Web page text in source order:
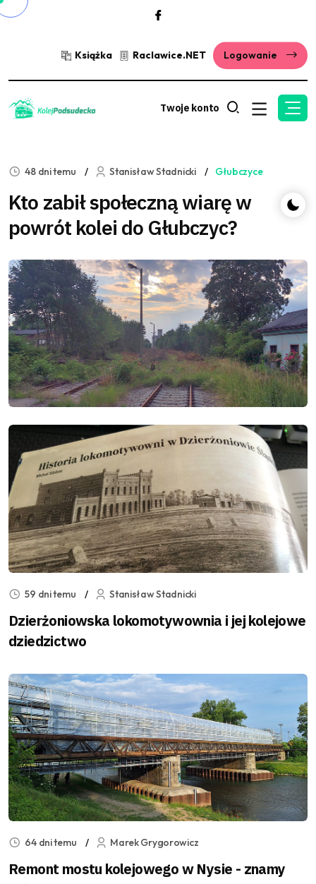
Książka Raclawice.NET Logowanie
Twoje konto
48 dni temu Stanisław Stadnicki Głubczyce
Kto zabił społeczną wiarę w
powrót kolei do Głubczyc?
59 dni temu Stanisław Stadnicki
Dzierżoniowska lokomotywownia i jej kolejowe
dziedzictwo
64 dni temu Marek Grygorowicz
Remont mostu kolejowego w Nysie - znamy